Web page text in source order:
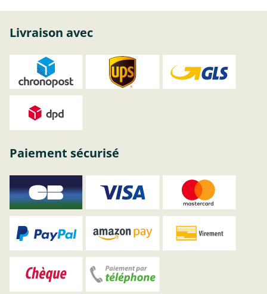
Livraison avec
Paiement sécurisé